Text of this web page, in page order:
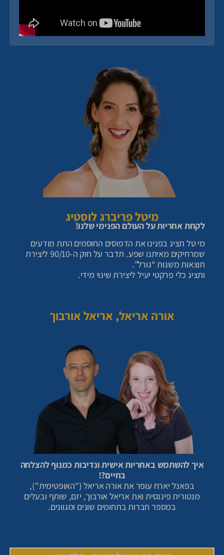
מיטל פריברג לוסטיג
לקחת אחריות על העולם הפנימי שלנו!
מי טל תציג בפנינו את הדפוסים החוסמים התת מודעים
שמרחיקים מאיתנו שפע. תדבר על חוק ה-90/10 ליצירת
תוצאות משנות “גורל”.
ותציג כלי פרקטי יעיל ליצירת שינוי מידי.
פאנל מיוחד וסיכום שידורי הבוקר
איך להשתמש באחריות אישית ונדיבות כמנוף להצלחה
בחיים?!
בפאנל יארח עופר את אורה אריאל ("האופטימית"),
מנטורית פיננסית ואת אריאל אורבוך, יזם, שותף ובעלים
במספר חברות בתחומים שונים ומגוונים.
אורה אריאל, אריאל אורבוך